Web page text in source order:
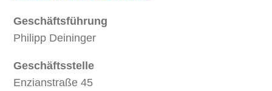
Geschäftsführung
Philipp Deininger
Geschäftsstelle
Enzianstraße 45